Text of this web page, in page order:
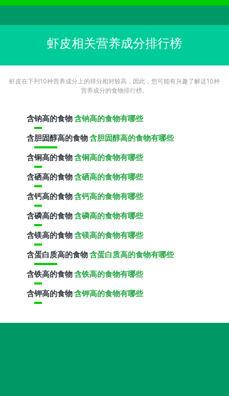
虾皮相关营养成分排行榜
虾皮在下列10种营养成分上的得分相对较高，因此，您可能有兴趣了解这10种
营养成分的食物排行榜。
含钠高的食物含钠高的食物有哪些
含胆固醇高的食物含胆固醇高的食物有哪些
含铜高的食物含铜高的食物有哪些
含硒高的食物含硒高的食物有哪些
含钙高的食物含钙高的食物有哪些
含磷高的食物含磷高的食物有哪些
含镁高的食物含镁高的食物有哪些
含蛋白质高的食物含蛋白质高的食物有哪些
含铁高的食物含铁高的食物有哪些
含钾高的食物含钾高的食物有哪些